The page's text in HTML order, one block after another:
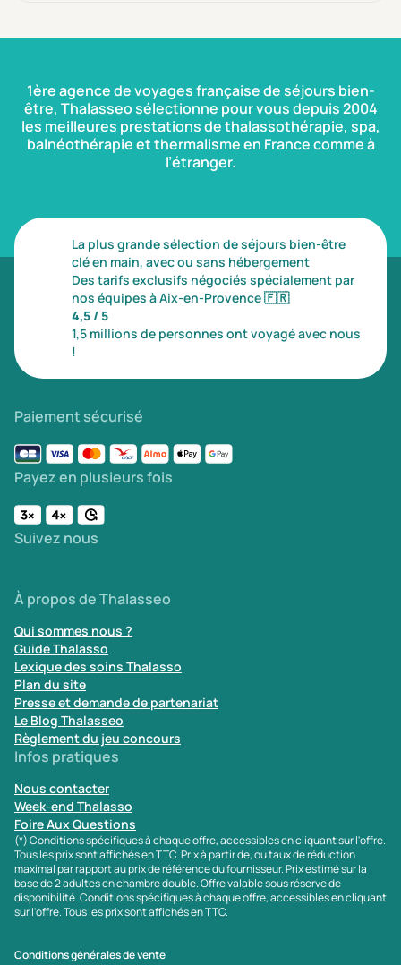
1ère agence de voyages française de séjours bien-
être, Thalasseo sélectionne pour vous depuis 2004
les meilleures prestations de thalassothérapie, spa,
balnéothérapie et thermalisme en France comme à
l’étranger.
La plus grande sélection de séjours bien-être
clé en main, avec ou sans hébergement
Des tarifs exclusifs négociés spécialement par
nos équipes à Aix-en-Provence🇫🇷
4,5 / 5
1,5 millions de personnes ont voyagé avec nous
!
Paiement sécurisé
Payez en plusieurs fois
Suivez nous
À propos de Thalasseo
Qui sommes nous ?
Guide Thalasso
Lexique des soins Thalasso
Plan du site
Presse et demande de partenariat
Le Blog Thalasseo
Règlement du jeu concours
Infos pratiques
Nous contacter
Week-end Thalasso
Foire Aux Questions
(*) Conditions spécifiques à chaque offre, accessibles en cliquant sur l'offre.
Tous les prix sont affichés en TTC. Prix à partir de, ou taux de réduction
maximal par rapport au prix de référence du fournisseur. Prix estimé sur la
base de 2 adultes en chambre double. Offre valable sous réserve de
disponibilité. Conditions spécifiques à chaque offre, accessibles en cliquant
sur l'offre. Tous les prix sont affichés en TTC.
Conditions générales de vente